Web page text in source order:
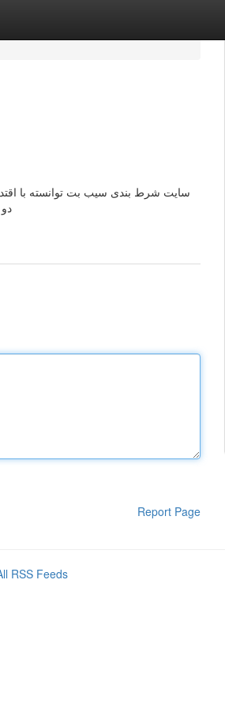
سایت شرط بندی سیب بت توانسته با
Report Page
RSS Feeds